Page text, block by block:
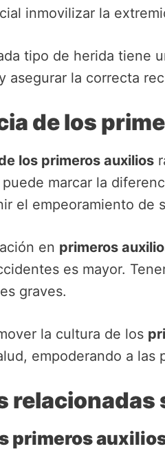
inmovilizar la
tipo de herida tiene
asegurar la correcta
de los
los primeros auxilios
marcar la
el empeoramiento de
en primeros
es mayor.
graves.
la cultura de los
empoderando a
primeros